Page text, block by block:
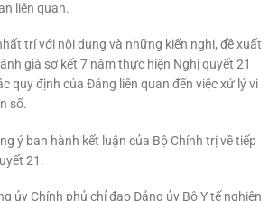
liên quan.
trí với nội dung và những kiến nghị, đề xuất
giá sơ kết 7 năm thực hiện Nghị quyết 21
quy định của Đảng liên quan đến việc xử lý vi
số.
ý ban hành kết luận của Bộ Chính trị về tiếp
21.
ủy Chính phủ chỉ đạo Đảng ủy Bộ Y tế nghiên